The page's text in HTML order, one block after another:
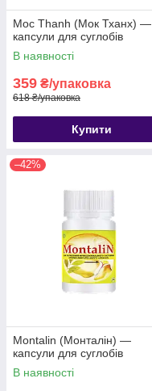
Moc Thanh (Мок Тханх) —
капсули для суглобів
В наявності
359 ₴/упаковка
618 ₴/упаковка
Купити
–42%
Montalin (Монталін) —
капсули для суглобів
В наявності